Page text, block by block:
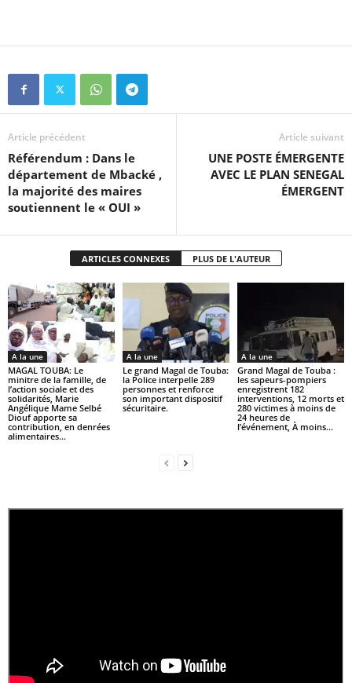
Article précédent
Référendum : Dans le
département de Mbacké ,
la majorité des maires
soutiennent le « OUI »
Article suivant
UNE POSTE ÉMERGENTE
AVEC LE PLAN SENEGAL
ÉMERGENT
ARTICLES CONNEXES PLUS DE L'AUTEUR
A la une
MAGAL TOUBA: Le
minitre de la famille, de
l’action sociale et des
solidarités, Marie
Angélique Mame Selbé
Diouf apporte sa
contribution, en denrées
alimentaires...
A la une
Le grand Magal de Touba:
la Police interpelle 289
personnes et renforce
son important dispositif
sécuritaire.
A la une
Grand Magal de Touba :
les sapeurs-pompiers
enregistrent 182
interventions, 12 morts et
280 victimes à moins de
24 heures de
l’événement, À moins...